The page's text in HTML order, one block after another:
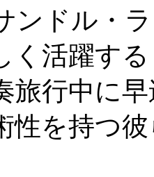
ンドル・
く活躍す
旅行中に
性を持つ